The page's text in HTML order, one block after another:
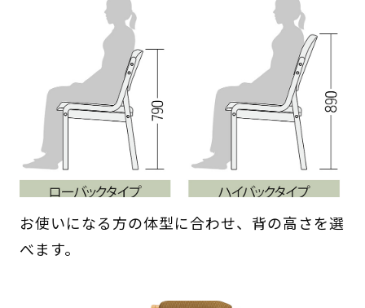
お使いになる方の体型に合わせ、背の高さを選
べます。